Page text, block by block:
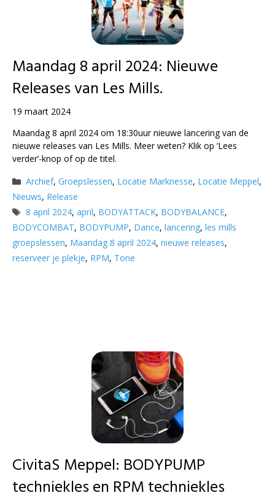
Maandag 8 april 2024: Nieuwe
Releases van Les Mills.
19 maart 2024
Maandag 8 april 2024 om 18:30uur nieuwe lancering van de
nieuwe releases van Les Mills. Meer weten? Klik op ‘Lees
verder’-knop of op de titel.
Categorieën
Archief,Groepslessen, Locatie Marknesse, Locatie Meppel,
Nieuws, Release
Tags
8 april 2024,april, BODYATTACK, BODYBALANCE,
BODYCOMBAT, BODYPUMP, Dance, lancering, les mills
groepslessen, Maandag 8 april 2024, nieuwe releases,
reserveer je plekje, RPM, Tone
CivitaS Meppel: BODYPUMP
techniekles en RPM techniekles